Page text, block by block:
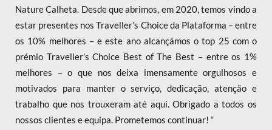
Nature Calheta. Desde que abrimos, em 2020, temos vindo a
estar presentes nos Traveller’s Choice da Plataforma – entre
os 10% melhores – e este ano alcançámos o top 25 com o
prémio Traveller’s Choice Best of The Best – entre os 1%
melhores – o que nos deixa imensamente orgulhosos e
motivados para manter o serviço, dedicação, atenção e
trabalho que nos trouxeram até aqui. Obrigado a todos os
nossos clientes e equipa. Prometemos continuar! “